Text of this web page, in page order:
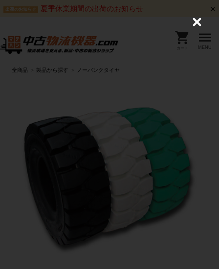
出荷のお知らせ 夏季休業期間の出荷のお知らせ
カート MENU
全商品 製品から探す ノーパンクタイヤ
C
o
s